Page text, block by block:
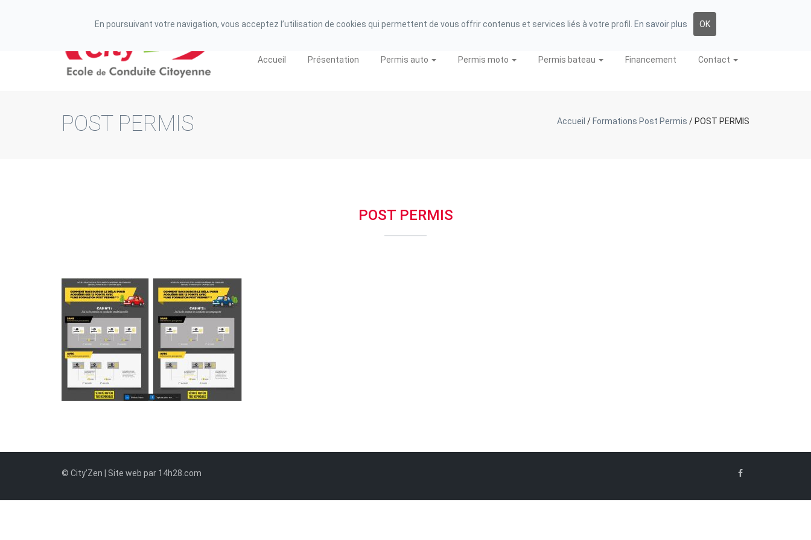
06 85 42 46 74
Accueil Présentation Permis auto Permis moto Permis bateau Financement Contact
POST PERMIS Accueil / Formations Post Permis / POST PERMIS
POST PERMIS
© City'Zen | Site web par 14h28.com
En poursuivant votre navigation, vous acceptez l’utilisation de cookies qui permettent de vous offrir contenus et services liés à votre profil. En savoir plus OK